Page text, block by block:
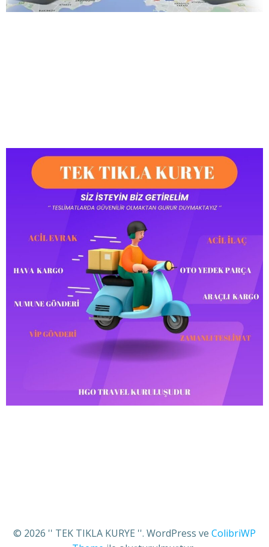
© 2026 '' TEK TIKLA KURYE ''. WordPress ve ColibriWP